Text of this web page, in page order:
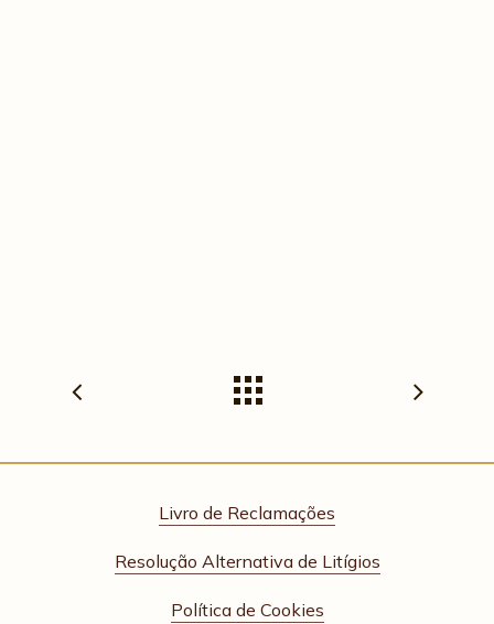
Livro de Reclamações
Resolução Alternativa de Litígios
Política de Cookies